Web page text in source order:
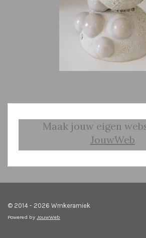
Maak jouw eigen
JouwWeb
© 2014 - 2026 Wmkeramiek
Powered by JouwWeb